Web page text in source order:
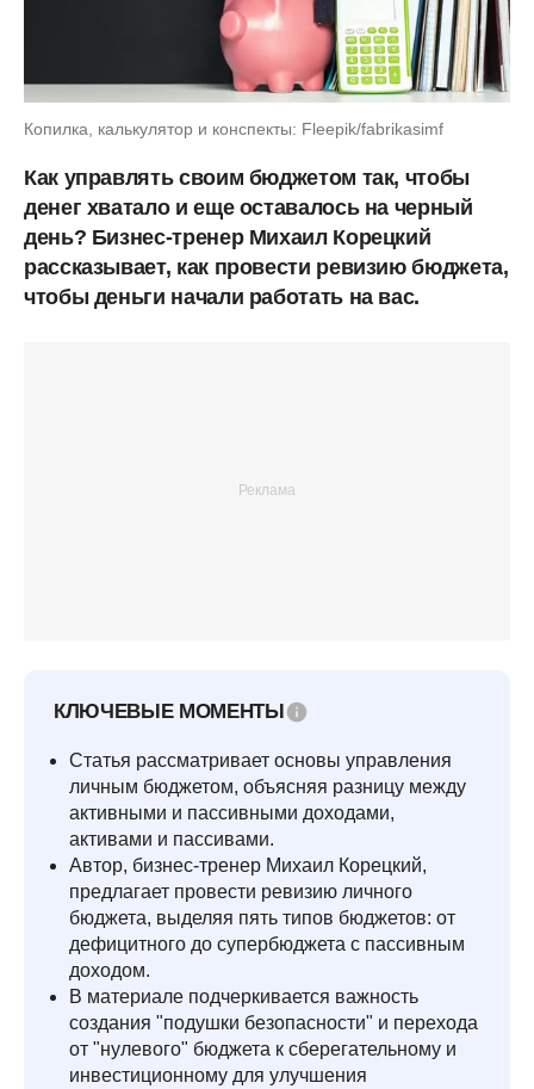
Копилка, калькулятор и конспекты: Fleepik/fabrikasimf
Как управлять своим бюджетом так, чтобы
денег хватало и еще оставалось на черный
день? Бизнес-тренер Михаил Корецкий
рассказывает, как провести ревизию бюджета,
чтобы деньги начали работать на вас.
КЛЮЧЕВЫЕ МОМЕНТЫ
Статья рассматривает основы управления
личным бюджетом, объясняя разницу между
активными и пассивными доходами,
активами и пассивами.
Автор, бизнес-тренер Михаил Корецкий,
предлагает провести ревизию личного
бюджета, выделяя пять типов бюджетов: от
дефицитного до супербюджета с пассивным
доходом.
В материале подчеркивается важность
создания "подушки безопасности" и перехода
от "нулевого" бюджета к сберегательному и
инвестиционному для улучшения